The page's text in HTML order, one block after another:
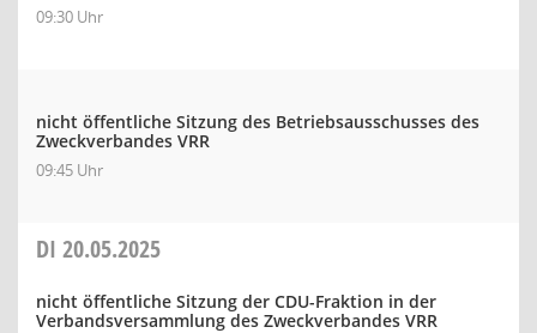
09:30 Uhr
nicht öffentliche Sitzung des Betriebsausschusses des
Zweckverbandes VRR
09:45 Uhr
DI 20.05.2025
nicht öffentliche Sitzung der CDU-Fraktion in der
Verbandsversammlung des Zweckverbandes VRR